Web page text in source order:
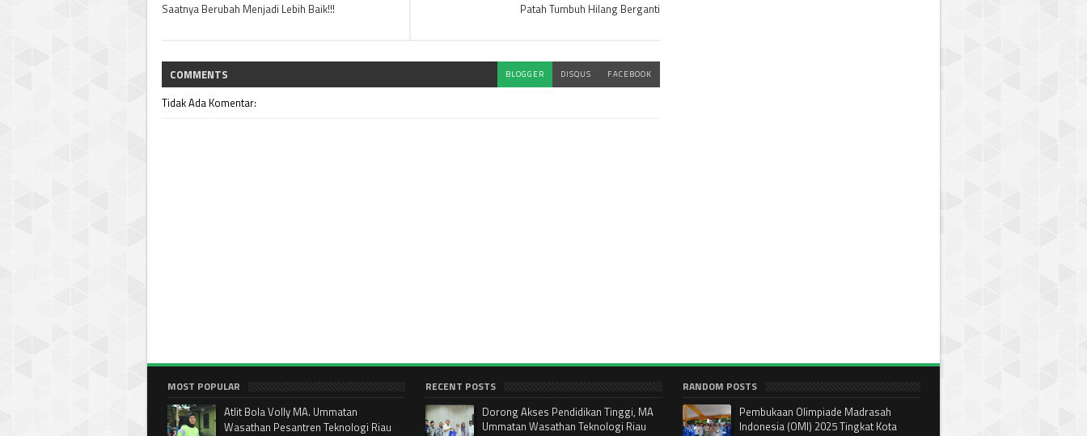
Patah Tumbuh Hilang Berganti
Saatnya Berubah Menjadi Lebih Baik!!!
COMMENTS BLOGGER DISQUS FACEBOOK
Tidak Ada Komentar:
MOST POPULAR
Atlit Bola Volly MA. Ummatan
Wasathan Pesantren Teknologi Riau
RECENT POSTS
Dorong Akses Pendidikan Tinggi, MA
Ummatan Wasathan Teknologi Riau
RANDOM POSTS
Pembukaan Olimpiade Madrasah
Indonesia (OMI) 2025 Tingkat Kota